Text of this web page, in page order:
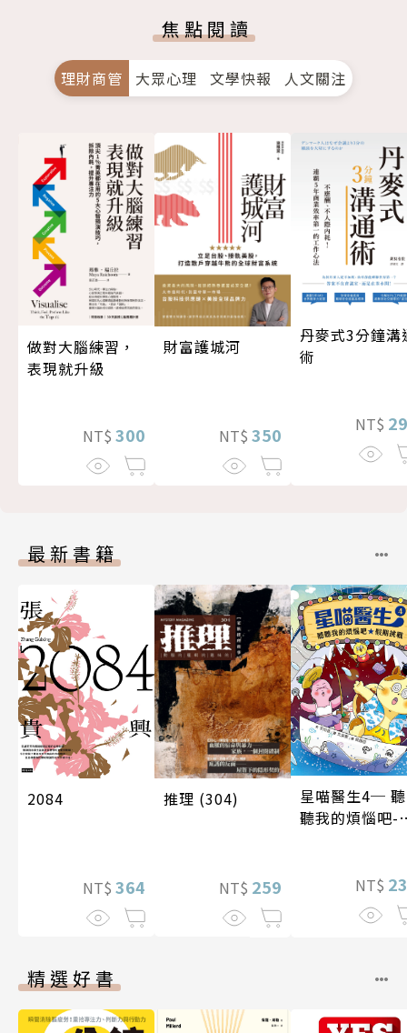
焦點閱讀
理財商管 大眾心理 文學快報 人文關注
做對大腦練習，
表現就升級
NT$ 300
財富護城河
NT$ 350
丹麥式3分鐘溝
術
NT$
最新書籍
2084
NT$ 364
推理 (304)
NT$ 259
星喵醫生4─ 聽
聽我的煩惱吧-
NT$
精選好書